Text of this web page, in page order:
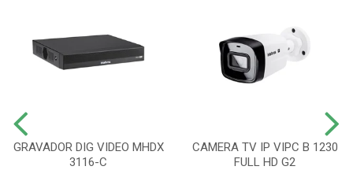
GRAVADOR DIG VIDEO MHDX
3116-C
CAMERA TV IP VIPC B 1230
FULL HD G2